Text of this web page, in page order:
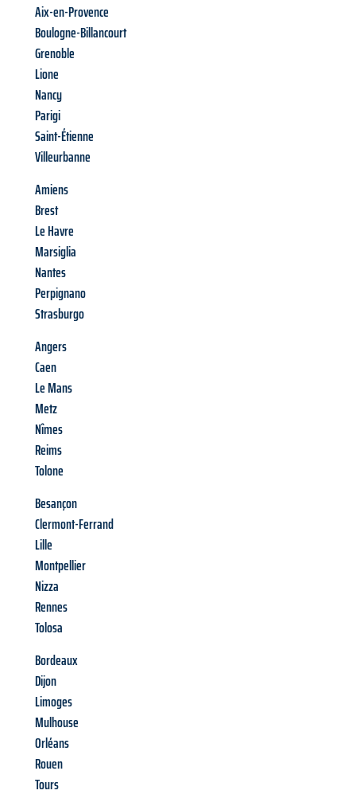
Aix-en-Provence
Boulogne-Billancourt
Grenoble
Lione
Nancy
Parigi
Saint-Étienne
Villeurbanne
Amiens
Brest
Le Havre
Marsiglia
Nantes
Perpignano
Strasburgo
Angers
Caen
Le Mans
Metz
Nîmes
Reims
Tolone
Besançon
Clermont-Ferrand
Lille
Montpellier
Nizza
Rennes
Tolosa
Bordeaux
Dijon
Limoges
Mulhouse
Orléans
Rouen
Tours